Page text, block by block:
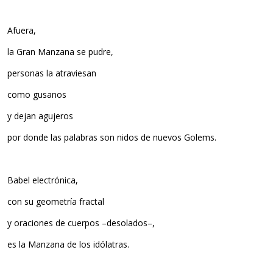
Afuera,
la Gran Manzana se pudre,
personas la atraviesan
como gusanos
y dejan agujeros
por donde las palabras son nidos de nuevos Golems.
Babel electrónica,
con su geometría fractal
y oraciones de cuerpos –desolados–,
es la Manzana de los idólatras.